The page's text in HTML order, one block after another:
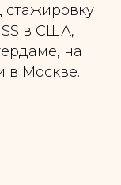
стажировку
в США,
на
в Москве.